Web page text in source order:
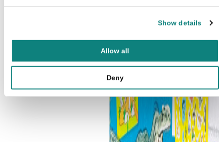
Show details
Allow all
Deny